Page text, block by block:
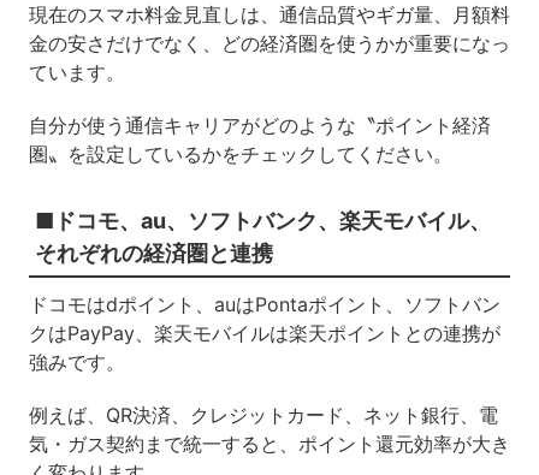
現在のスマホ料金見直しは、通信品質やギガ量、月額料
金の安さだけでなく、どの経済圏を使うかが重要になっ
ています。
自分が使う通信キャリアがどのような〝ポイント経済
圏〟を設定しているかをチェックしてください。
■ドコモ、au、ソフトバンク、楽天モバイル、
それぞれの経済圏と連携
ドコモはdポイント、auはPontaポイント、ソフトバン
クはPayPay、楽天モバイルは楽天ポイントとの連携が
強みです。
例えば、QR決済、クレジットカード、ネット銀行、電
気・ガス契約まで統一すると、ポイント還元効率が大き